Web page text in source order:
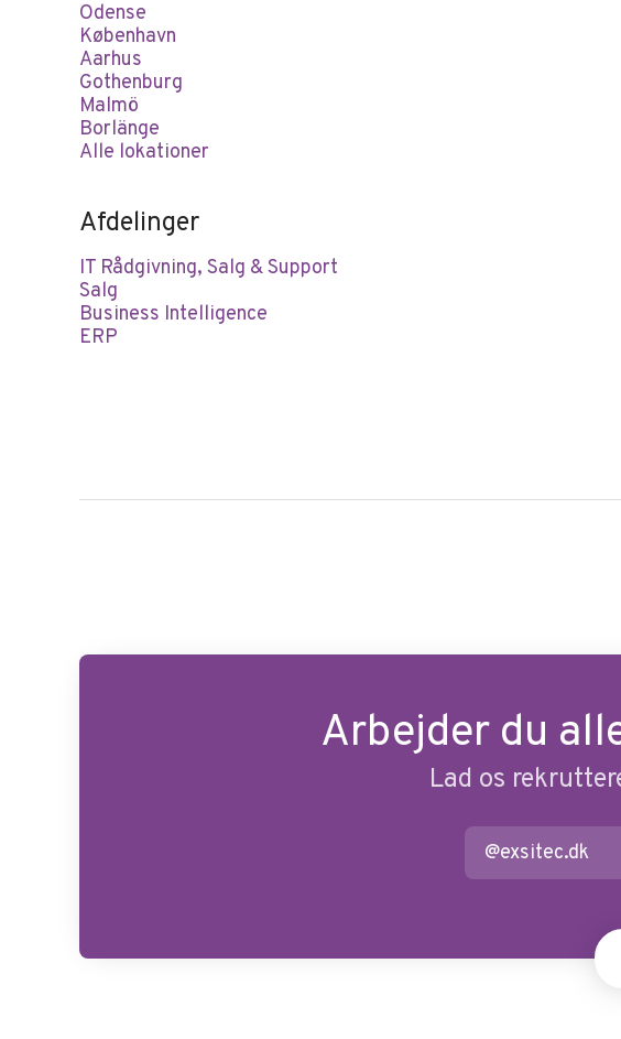
Odense
København
Aarhus
Gothenburg
Malmö
Borlänge
Alle lokationer
Afdelinger
IT Rådgivning, Salg & Support
Salg
Business Intelligence
ERP
Arbejder du
Lad os
@exsitec.dk